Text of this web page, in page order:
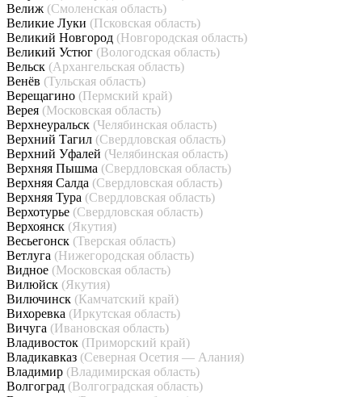
Велиж (Смоленская область)
Великие Луки (Псковская область)
Великий Новгород (Новгородская область)
Великий Устюг (Вологодская область)
Вельск (Архангельская область)
Венёв (Тульская область)
Верещагино (Пермский край)
Верея (Московская область)
Верхнеуральск (Челябинская область)
Верхний Тагил (Свердловская область)
Верхний Уфалей (Челябинская область)
Верхняя Пышма (Свердловская область)
Верхняя Салда (Свердловская область)
Верхняя Тура (Свердловская область)
Верхотурье (Свердловская область)
Верхоянск (Якутия)
Весьегонск (Тверская область)
Ветлуга (Нижегородская область)
Видное (Московская область)
Вилюйск (Якутия)
Вилючинск (Камчатский край)
Вихоревка (Иркутская область)
Вичуга (Ивановская область)
Владивосток (Приморский край)
Владикавказ (Северная Осетия — Алания)
Владимир (Владимирская область)
Волгоград (Волгоградская область)